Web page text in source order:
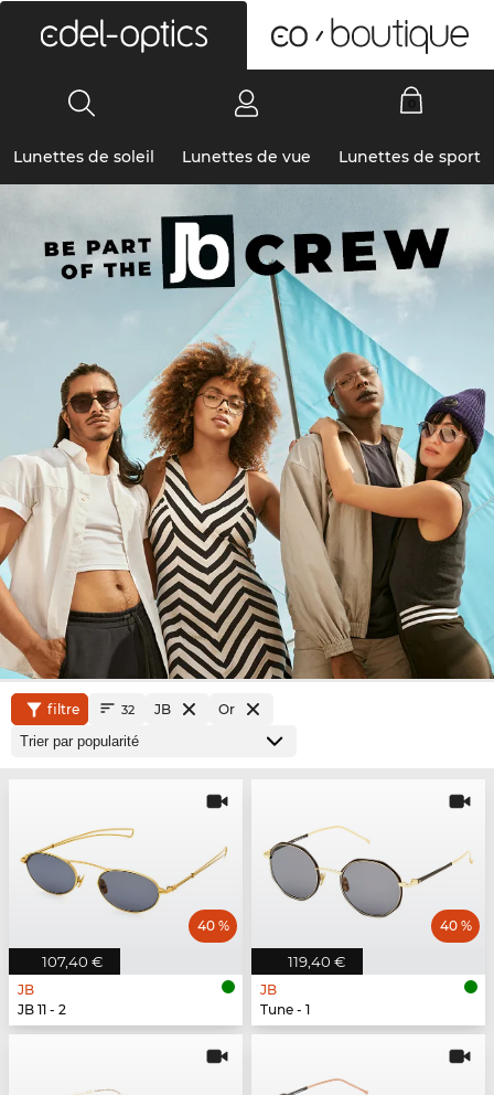
Lunettes de soleil Lunettes de vue Lunettes de sport
filtre 32 JB Or
107,40 €
40 %
JB
JB 11 - 2
119,40 €
40 %
JB
Tune - 1